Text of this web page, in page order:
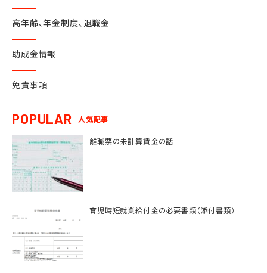
高年齢、年金制度、退職金
助成金情報
免責事項
POPULAR 人気記事
離職票の未計算賃金の話
育児時短就業給付金の必要書類（添付書類）